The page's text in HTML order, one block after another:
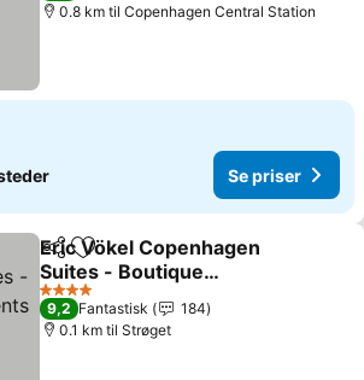
0.8 km til Copenhagen Central Station
Se priser
Del Legg til i favoritter
Eric Vökel Copenhagen
Suites - Boutique
Apartments
Se priser
4 Stjerner
9,2 Fantastisk
184
0.1 km til Strøget